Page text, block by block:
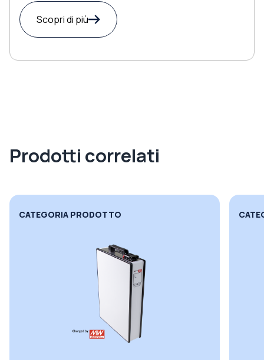
Scopri di più
Prodotti correlati
CATEGORIA PRODOTTO